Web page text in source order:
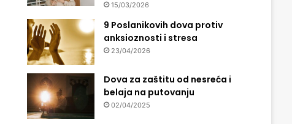
15/03/2026
9 Poslanikovih dova protiv
anksioznosti i stresa
23/04/2026
Dova za zaštitu od nesreća i
belaja na putovanju
02/04/2025